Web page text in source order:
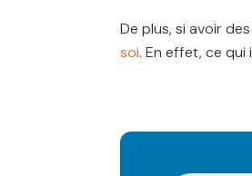
De plus, si avoir
soi. En effet, ce